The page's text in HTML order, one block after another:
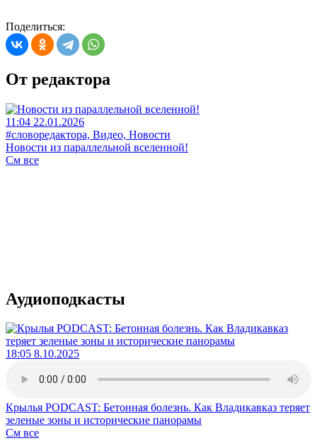
Поделиться:
От редактора
11:04 22.01.2026
#словоредактора, Видео, Новости
Новости из параллельной вселенной!
См все
Аудиоподкасты
18:05 8.10.2025
Крылья PODCAST: Бетонная болезнь. Как Владикавказ теряет
зеленые зоны и исторические панорамы
См все